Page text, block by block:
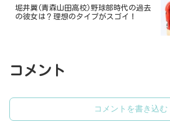
堀井翼(青森山田高校)野球部時代の過去
の彼女は？理想のタイプがスゴイ！
コメント
コメントを書き込む